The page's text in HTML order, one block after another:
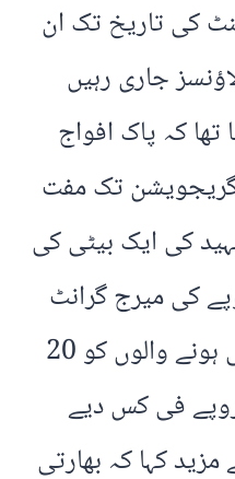
کی تاریخ تک ان
جاری رہیں
کہ پاک افواج
تک مفت
کی ایک بیٹی کی
10 لاکھ روپے کی میرج گرانٹ
دی جائے گی جبکہ زخمی ہونے والوں کو 20
سے 50 لاکھ روپے فی کس دیے
کہا کہ بھارتی